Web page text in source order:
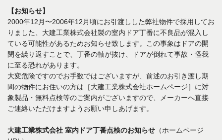
【お知らせ】
2000年12月〜2006年12月頃にお引渡しした弊社物件で採用してお
りました、大建工業株式会社製の室内ドア丁番に不良品が混入し
ている可能性があるためお知らせ致します。この事象はドアの開
閉を繰り返すことで、丁番の軸が抜け、ドアが倒れて事故・怪我
に至る恐れがあります。
大変危険ですのでお手数ではございますが、前述のお引き渡し期
間の物件にお住いの方は［大建工業株式会社ホームページ］に対
象製品・無料点検等のご案内がございますので、メーカーへ直接
ご連絡いただけますようお願い申しあげます。
大建工業株式会社 室内ドア丁番点検のお知らせ （ホームページ